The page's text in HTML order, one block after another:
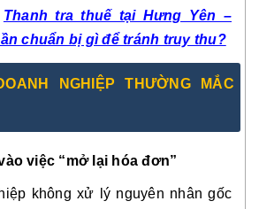
Thanh tra thuế tại Hưng Yên –
chuẩn bị gì để tránh truy thu?
NGHIỆP THƯỜNG MẮC
việc “mở lại hóa đơn”
không xử lý nguyên nhân gốc